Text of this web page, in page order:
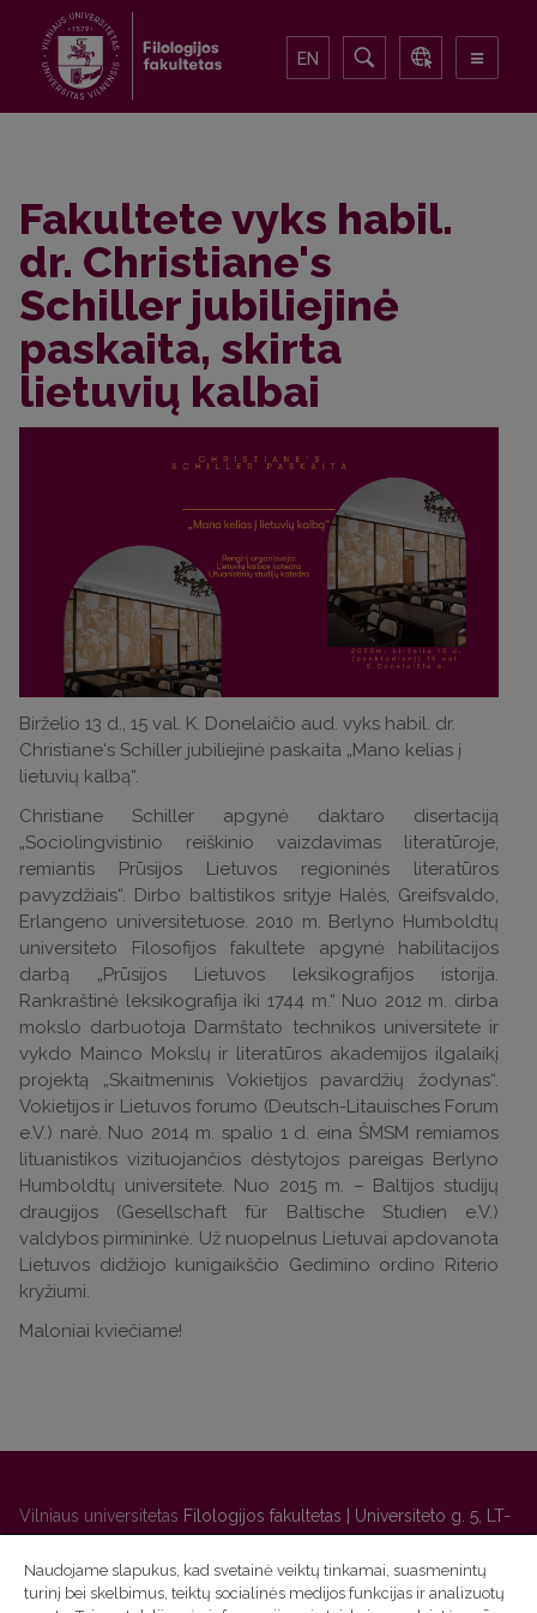
EN
Fakultete vyks habil.
dr. Christiane's
Schiller jubiliejinė
paskaita, skirta
lietuvių kalbai
Birželio 13 d., 15 val. K. Donelaičio aud. vyks habil. dr.
Christiane‘s Schiller jubiliejinė paskaita „Mano kelias į
lietuvių kalbą“.
Christiane Schiller apgynė daktaro disertaciją
„Sociolingvistinio reiškinio vaizdavimas literatūroje,
remiantis Prūsijos Lietuvos regioninės literatūros
pavyzdžiais“. Dirbo baltistikos srityje Halės, Greifsvaldo,
Erlangeno universitetuose. 2010 m. Berlyno Humboldtų
universiteto Filosofijos fakultete apgynė habilitacijos
darbą „Prūsijos Lietuvos leksikografijos istorija.
Rankraštinė leksikografija iki 1744 m.“ Nuo 2012 m. dirba
mokslo darbuotoja Darmštato technikos universitete ir
vykdo Mainco Mokslų ir literatūros akademijos ilgalaikį
projektą „Skaitmeninis Vokietijos pavardžių žodynas“.
Vokietijos ir Lietuvos forumo (Deutsch-Litauisches Forum
e.V.) narė. Nuo 2014 m. spalio 1 d. eina ŠMSM remiamos
lituanistikos vizituojančios dėstytojos pareigas Berlyno
Humboldtų universitete. Nuo 2015 m. – Baltijos studijų
draugijos (Gesellschaft für Baltische Studien e.V.)
valdybos pirmininkė. Už nuopelnus Lietuvai apdovanota
Lietuvos didžiojo kunigaikščio Gedimino ordino Riterio
kryžiumi.
Maloniai kviečiame!
Vilniaus universitetas Filologijos fakultetas | Universiteto g. 5, LT-
01131 Vilnius
Studijų skyriaus(studijų ir tvarkaraščio klausimai) tel. (0 5) 268
7208 | El. paštasstudijos@flf.vu.lt
Naudojame slapukus, kad svetainė veiktų tinkamai, suasmenintų
turinį bei skelbimus, teiktų socialinės medijos funkcijas ir analizuotų